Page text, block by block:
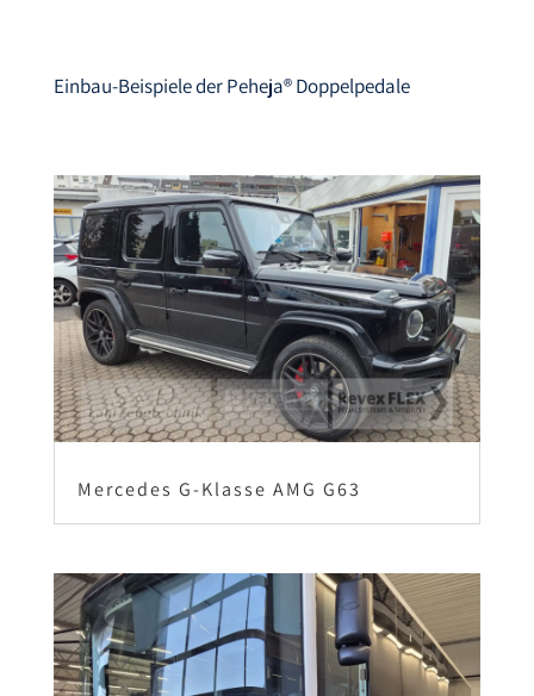
Einbau-Beispiele derPeheja®Doppelpedale
Mercedes G-Klasse AMG G63